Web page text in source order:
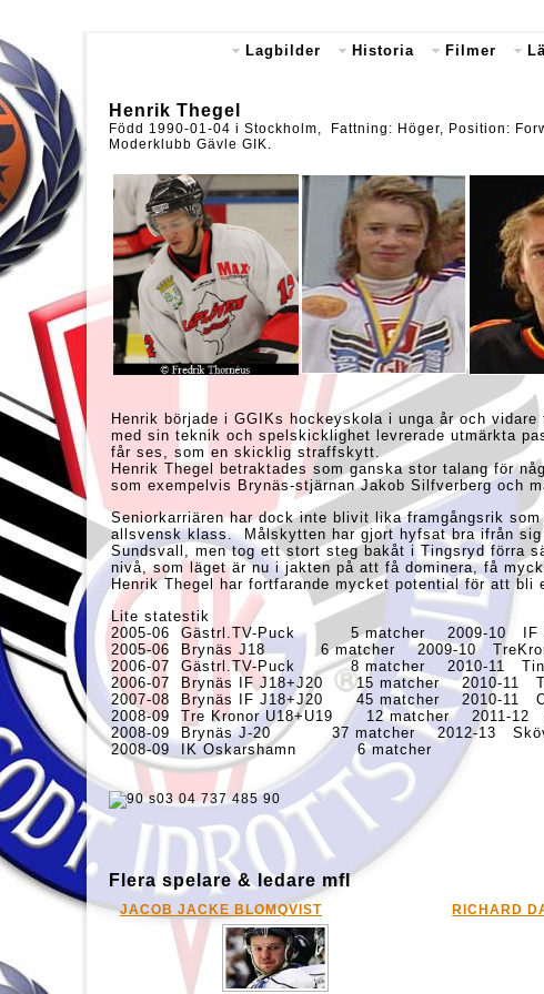
Lagbilder Historia Filmer
Henrik Thegel
Född 1990-01-04 i Stockholm, Fattning: Höger, Position:
Moderklubb Gävle GIK.
Henrik började i GGIKs hockeyskola i unga år och
med sin teknik och spelskicklighet levrerade utmärkta
får ses, som en skicklig straffskytt.
Henrik Thegel betraktades som ganska stor talang för
som exempelvis Brynäs-stjärnan Jakob Silfverberg och
Seniorkarriären har dock inte blivit lika framgångsrik
allsvensk klass. Målskytten har gjort hyfsat bra
Sundsvall, men tog ett stort steg bakåt i Tingsryd förra
nivå, som läget är nu i jakten på att få dominera, få
Henrik Thegel har fortfarande mycket potential för att
Lite statestik
2005-06 Gästrl.TV-Puck 5 matcher 2009-10
2005-06 Brynäs J18 6 matcher 2009-10
2006-07 Gästrl.TV-Puck 8 matcher 2010-11
2006-07 Brynäs IF J18+J20 15 matcher
2007-08 Brynäs IF J18+J20 45 matcher
2008-09 Tre Kronor U18+U19 12 matcher
2008-09 Brynäs J-20 37 matcher 2012-13
2008-09 IK Oskarshamn 6 matcher
Flera spelare & ledare mfl
JACOB JACKE BLOMQVIST RICHARD